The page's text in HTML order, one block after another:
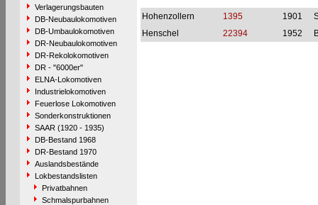
Verlagerungsbauten
DB-Neubaulokomotiven
DB-Umbaulokomotiven
DR-Neubaulokomotiven
DR-Rekolokomotiven
DR - "6000er"
ELNA-Lokomotiven
Industrielokomotiven
Feuerlose Lokomotiven
Sonderkonstruktionen
SAAR (1920 - 1935)
DB-Bestand 1968
DR-Bestand 1970
Auslandsbestände
Lokbestandslisten
Privatbahnen
Schmalspurbahnen
Hohenzollern 1395 1901
Henschel
22394 1952